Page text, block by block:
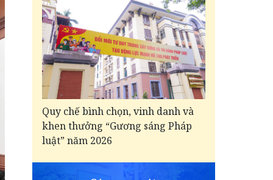
Quy chế bình chọn, vinh danh và
khen thưởng “Gương sáng Pháp
luật” năm 2026